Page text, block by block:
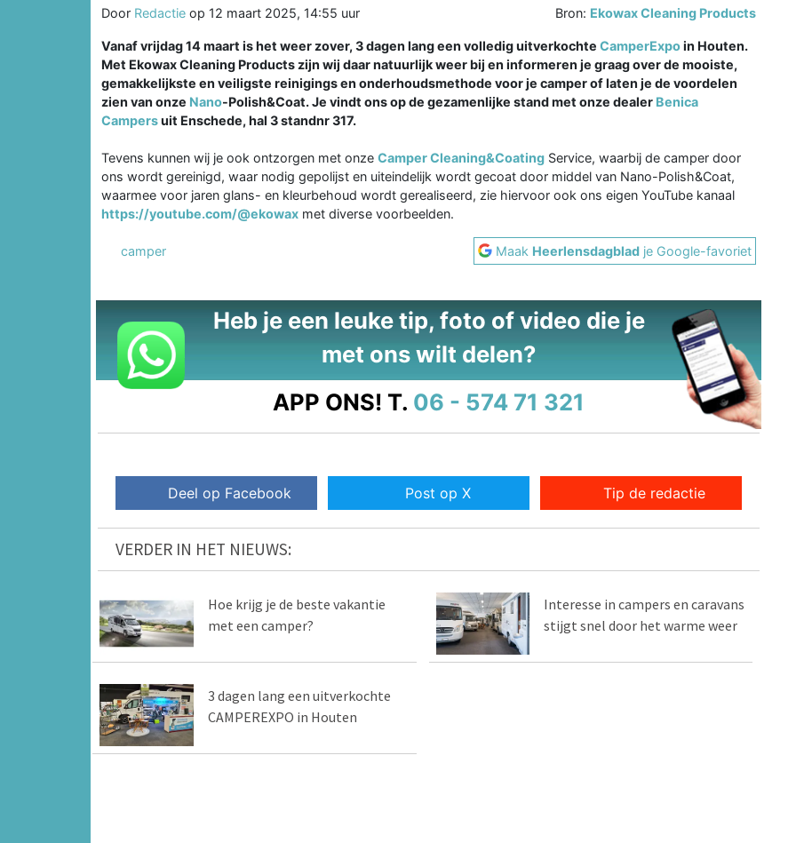
Door Redactie op 12 maart 2025, 14:55 uur Bron: Ekowax Cleaning Products
Vanaf vrijdag 14 maart is het weer zover, 3 dagen lang een volledig uitverkochte CamperExpoin Houten.
Met Ekowax Cleaning Products zijn wij daar natuurlijk weer bij en informeren je graag over de mooiste,
gemakkelijkste en veiligste reinigings en onderhoudsmethode voor je camper of laten je de voordelen
zien van onze Nano-Polish&Coat. Je vindt ons op de gezamenlijke stand met onze dealer Benica
Campersuit Enschede, hal 3 standnr 317.
Tevens kunnen wij je ook ontzorgen met onze Camper Cleaning&Coating Service, waarbij de camper door
ons wordt gereinigd, waar nodig gepolijst en uiteindelijk wordt gecoat door middel van Nano-Polish&Coat,
waarmee voor jaren glans- en kleurbehoud wordt gerealiseerd, zie hiervoor ook ons eigen YouTube kanaal
https://youtube.com/@ekowax met diverse voorbeelden.
camper Maak Heerlensdagblad je Google-favoriet
Heb je een leuke tip, foto of video die je
met ons wilt delen?
APP ONS! T. 06 - 574 71 321
Deel op Facebook Post op X Tip de redactie
VERDER IN HET NIEUWS:
Hoe krijg je de beste vakantie
met een camper?
Interesse in campers en caravans
stijgt snel door het warme weer
3 dagen lang een uitverkochte
CAMPEREXPO in Houten